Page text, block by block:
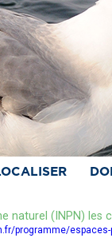
naturel (INPN)
programme/